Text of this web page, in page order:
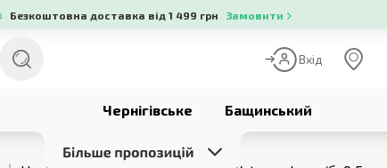
Безкоштовна доставка від 1 499 грн Замовити
Вхід
Чернігівське Бащинський